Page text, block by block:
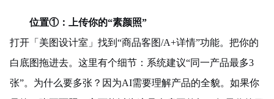
位置①：上传你的“素颜照”
打开「美图设计室」找到“商品客图/A+详情”功能。把你的
白底图拖进去。这里有个细节：系统建议“同一产品最多3
张”。为什么要多张？因为AI需要理解产品的全貌。如果你